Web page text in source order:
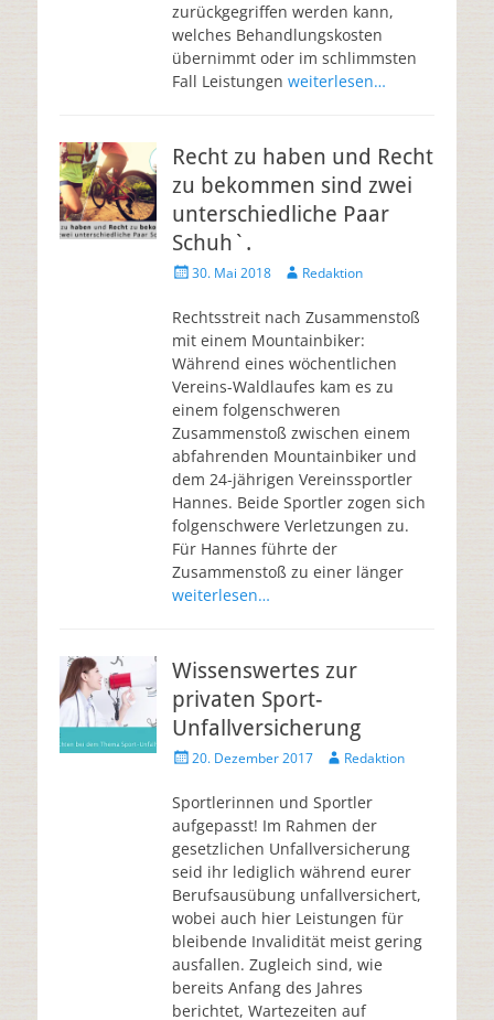
zurückgegriffen werden kann,
welches Behandlungskosten
übernimmt oder im schlimmsten
Fall Leistungen weiterlesen…
Recht zu haben und Recht
zu bekommen sind zwei
unterschiedliche Paar
Schuh`.
30. Mai 2018 Redaktion
Rechtsstreit nach Zusammenstoß
mit einem Mountainbiker:
Während eines wöchentlichen
Vereins-Waldlaufes kam es zu
einem folgenschweren
Zusammenstoß zwischen einem
abfahrenden Mountainbiker und
dem 24-jährigen Vereinssportler
Hannes. Beide Sportler zogen sich
folgenschwere Verletzungen zu.
Für Hannes führte der
Zusammenstoß zu einer länger
weiterlesen…
Wissenswertes zur
privaten Sport-
Unfallversicherung
20. Dezember 2017 Redaktion
Sportlerinnen und Sportler
aufgepasst! Im Rahmen der
gesetzlichen Unfallversicherung
seid ihr lediglich während eurer
Berufsausübung unfallversichert,
wobei auch hier Leistungen für
bleibende Invalidität meist gering
ausfallen. Zugleich sind, wie
bereits Anfang des Jahres
berichtet, Wartezeiten auf